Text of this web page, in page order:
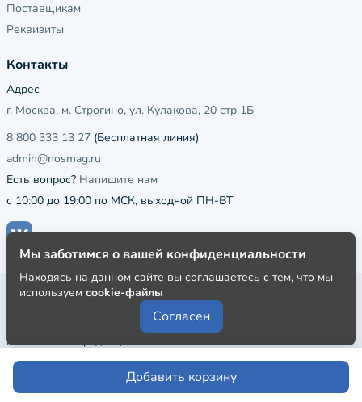
Добавить корзину
Поставщикам
Реквизиты
Контакты
Адрес
г. Москва, м. Строгино, ул. Кулакова, 20 стр 1Б
8 800 333 13 27 (Бесплатная линия)
admin@nosmag.ru
Есть вопрос? Напишите нам
с 10:00 до 19:00 по МСК, выходной ПН-ВТ
Публичная оферта
Пользовательское соглашение
Политика конфиденциальности
Мы заботимся о вашей конфиденциальности
Находясь на данном сайте вы соглашаетесь с тем, что мы
используем cookie-файлы
Согласен